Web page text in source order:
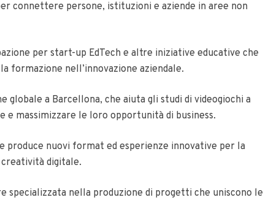
connettere persone, istituzioni e aziende in aree non
per start-up EdTech e altre iniziative educative che
formazione nell’innovazione aziendale.
globale a Barcellona, ​​​​che aiuta gli studi di videogiochi a
e massimizzare le loro opportunità di business.
produce nuovi format ed esperienze innovative per la
digitale.
specializzata nella produzione di progetti che uniscono le